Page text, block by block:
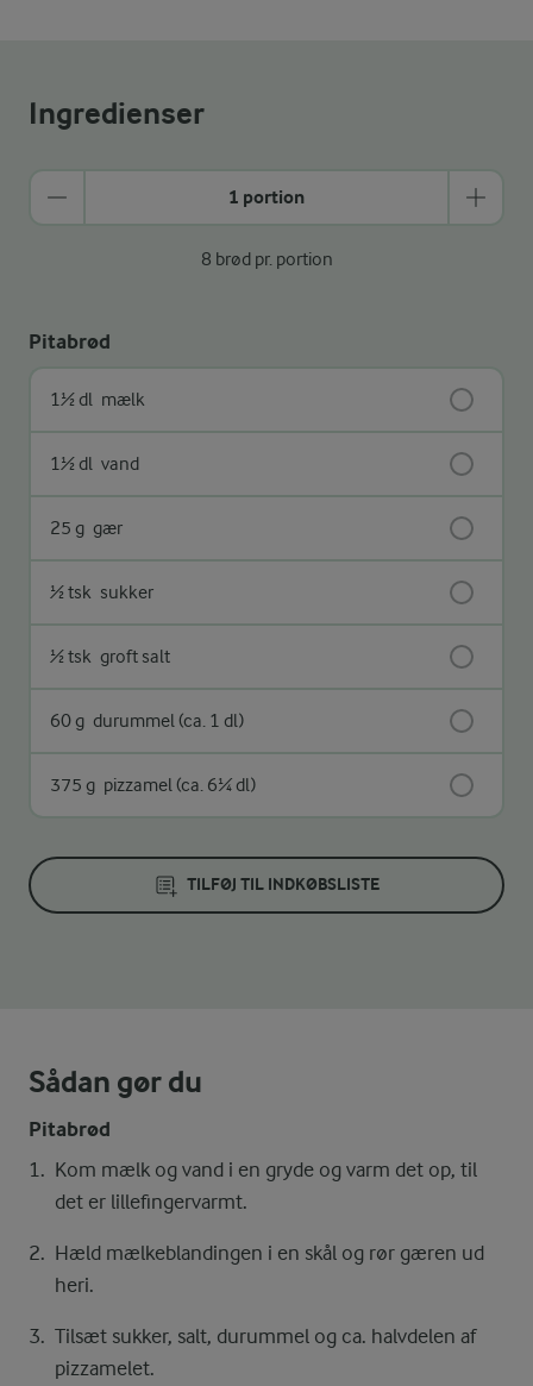
Ingredienser
1 portion
8 brød pr. portion
Pitabrød
1½ dl mælk
1½ dl vand
25 g gær
½ tsk sukker
½ tsk groft salt
60 g durummel (ca. 1 dl)
375 g pizzamel (ca. 6¼ dl)
TILFØJ TIL INDKØBSLISTE
Sådan gør du
Pitabrød
Kom mælk og vand i en gryde og varm det op, til
det er lillefingervarmt.
Hæld mælkeblandingen i en skål og rør gæren ud
heri.
Tilsæt sukker, salt, durummel og ca. halvdelen af
pizzamelet.